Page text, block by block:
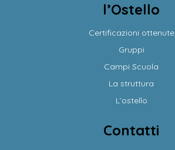
l’Ostello
Certificazioni ottenute
Gruppi
Campi Scuola
La struttura
L’ostello
Contatti